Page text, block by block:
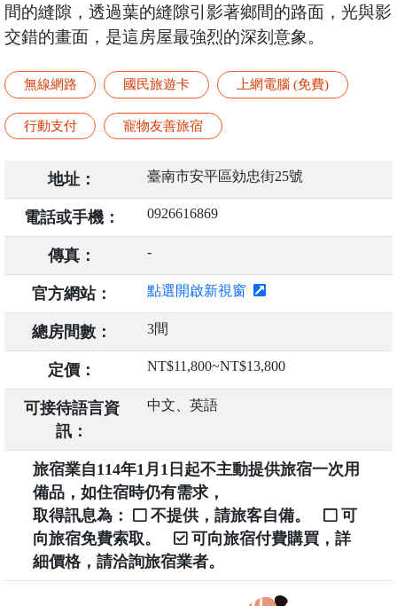
間的縫隙，透過葉的縫隙引影著鄉間的路面，光與影
交錯的畫面，是這房屋最強烈的深刻意象。
無線網路 國民旅遊卡 上網電腦 (免費)
行動支付 寵物友善旅宿
地址： 臺南市安平區効忠街25號
電話或手機： 0926616869
傳真： -
官方網站： 點選開啟新視窗
總房間數： 3間
定價： NT$11,800~NT$13,800
可接待語言資
訊：
中文、英語
旅宿業自114年1月1日起不主動提供旅宿一次用
備品，如住宿時仍有需求，
取得訊息為：
不提供，請旅客自備。
可
向旅宿免費索取。
可向旅宿付費購買，詳
細價格，請洽詢旅宿業者。